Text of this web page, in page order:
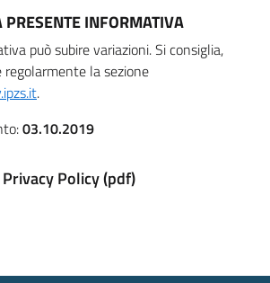
INFORMATIVA
può subire variazioni. Si consiglia,
la sezione
.
03.10.2019
Privacy Policy (pdf)